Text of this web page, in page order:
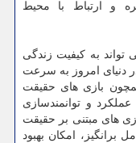
و ارتباط با محیط
تواند به کیفیت زندگی
در دنیای امروز به سرعت
بازی های حقیقت
و توانمندسازی
های مبتنی بر حقیقت
برانگیز، امکان بهبود